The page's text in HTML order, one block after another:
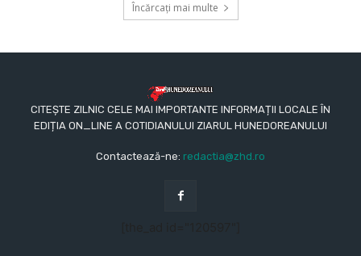
Încărcați mai multe
CITEȘTE ZILNIC CELE MAI IMPORTANTE INFORMAȚII LOCALE ÎN
EDIȚIA ON_LINE A COTIDIANULUI ZIARUL HUNEDOREANULUI
Contactează-ne: redactia@zhd.ro